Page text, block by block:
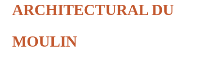
ARCHITECTURAL DU
MOULIN